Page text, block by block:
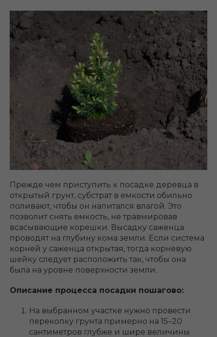
Прежде чем приступить к посадке деревца в
открытый грунт, субстрат в емкости обильно
поливают, чтобы он напитался влагой. Это
позволит снять емкость, не травмировав
всасывающие корешки. Высадку саженца
проводят на глубину кома земли. Если система
корней у саженца открытая, тогда корневую
шейку следует расположить так, чтобы она
была на уровне поверхности земли.
Описание процесса посадки пошагово:
На выбранном участке нужно провести
перекопку грунта примерно на 15–20
сантиметров глубже и шире величины